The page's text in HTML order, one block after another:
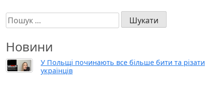
Пошук:
Новини
У Польщі починають все більше бити та різати
українців